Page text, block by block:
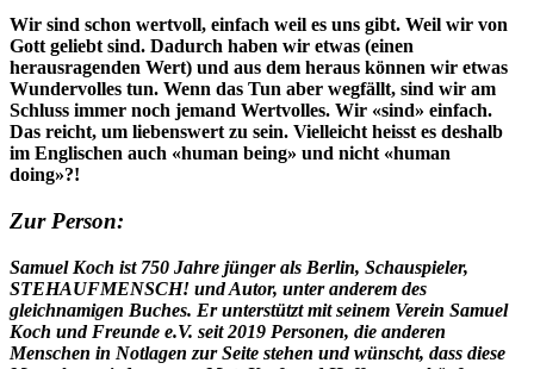
Wir sind schon wertvoll, einfach weil es uns gibt. Weil wir von
Gott geliebt sind. Dadurch haben wir etwas (einen
herausragenden Wert) und aus dem heraus können wir etwas
Wundervolles tun. Wenn das Tun aber wegfällt, sind wir am
Schluss immer noch jemand Wertvolles. Wir «sind» einfach.
Das reicht, um liebenswert zu sein. Vielleicht heisst es deshalb
im Englischen auch «human being» und nicht «human
doing»?!
Zur Person:
Samuel Koch ist 750 Jahre jünger als Berlin, Schauspieler,
STEHAUFMENSCH! und Autor, unter anderem des
gleichnamigen Buches. Er unterstützt mit seinem Verein Samuel
Koch und Freunde e.V. seit 2019 Personen, die anderen
Menschen in Notlagen zur Seite stehen und wünscht, dass diese